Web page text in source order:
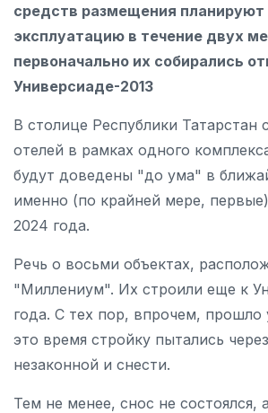
средств размещения планируют
эксплуатацию в течение двух
первоначально их собирались
Универсиаде-2013
В столице Республики Татарстан
отелей в рамках одного
будут доведены "до ума" в
именно (по крайней мере,
2024 года.
Речь о восьми объектах,
"Миллениум". Их строили еще к
года. С тех пор, впрочем, прошло
это время стройку пытались
незаконной и снести.
Тем не менее, снос не состоялся,